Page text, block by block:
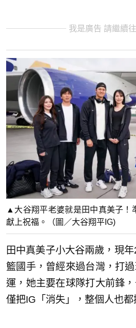
我是廣告 請繼續
▲大谷翔平老婆就是田中真美子！
獻上祝福。（圖／大谷翔平IG)
田中真美子小大谷兩歲，現
籃國手，曾經來過台灣，打
運，她主要在球隊打大前鋒
僅把IG「消失」，整個人也都